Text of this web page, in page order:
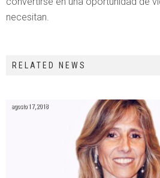
necesitan.
RELATED NEWS
agosto 17, 2018